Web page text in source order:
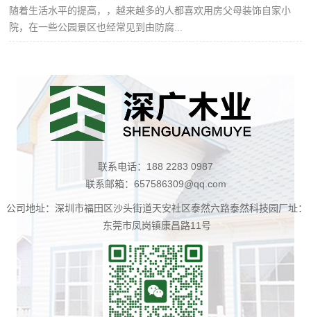
随着生活水平的提高，，越来越多的人都喜欢用房父母装饰自家小
院，在一些公园景区也经常见到由防腐...
联系电话：188 2283 0987
联系邮箱：657586309@qq.com
公司地址：深圳市福田区沙头街道天安社区泰然六路泰然科技园厂址：
东莞市凤岗镇康昌路11号